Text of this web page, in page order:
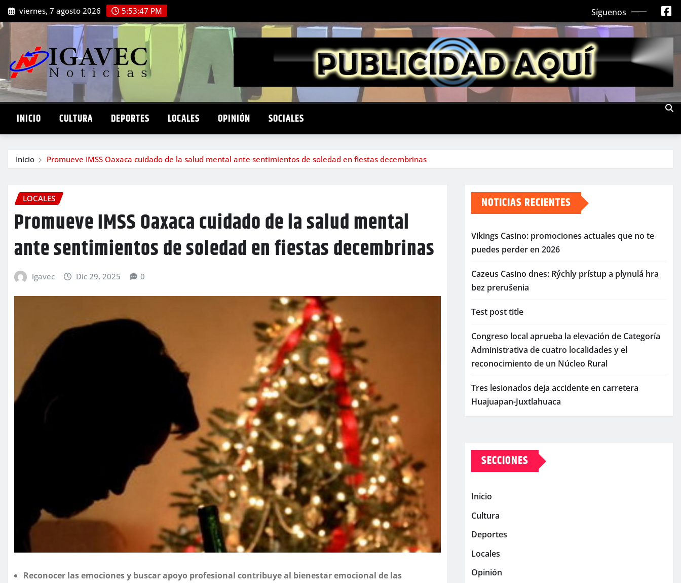
Saltar
al
contenido
viernes, 7 agosto 2026 5:53:48 PM Síguenos
INICIO CULTURA DEPORTES LOCALES OPINIÓN SOCIALES
Inicio Promueve IMSS Oaxaca cuidado de la salud mental ante sentimientos de soledad en fiestas decembrinas
LOCALES
Promueve IMSS Oaxaca cuidado de la salud mental
ante sentimientos de soledad en fiestas decembrinas
igavec Dic 29, 2025 0
Reconocer las emociones y buscar apoyo profesional contribuye al bienestar emocional de las
NOTICIAS RECIENTES
Vikings Casino: promociones actuales que no te
puedes perder en 2026
Cazeus Casino dnes: Rýchly prístup a plynulá hra
bez prerušenia
Test post title
Congreso local aprueba la elevación de Categoría
Administrativa de cuatro localidades y el
reconocimiento de un Núcleo Rural
Tres lesionados deja accidente en carretera
Huajuapan-Juxtlahuaca
SECCIONES
Inicio
Cultura
Deportes
Locales
Opinión